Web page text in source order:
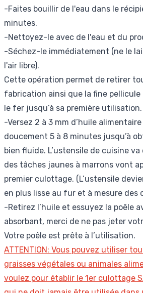
-Faites bouillir de l'eau dans le
minutes.
-Nettoyez-le avec de l'eau et du
-Séchez-le immédiatement (ne le
l'air libre).
Cette opération permet de retirer
fabrication ainsi que la fine
le fer jusqu’à sa première utilisation.
-Versez 2 à 3 mm d’huile
doucement 5 à 8 minutes jusqu’à
bien fluide. L’ustensile de cuisine va
des tâches jaunes à marrons vont
premier culottage. (L’ustensile
en plus lisse au fur et à mesure des
-Retirez l’huile et essuyez la poêle
absorbant, merci de ne pas jeter
Votre poêle est prête à l’utilisation.
ATTENTION: Vous pouvez utiliser
graisses végétales ou animales
voulez pour établir le 1er culottage